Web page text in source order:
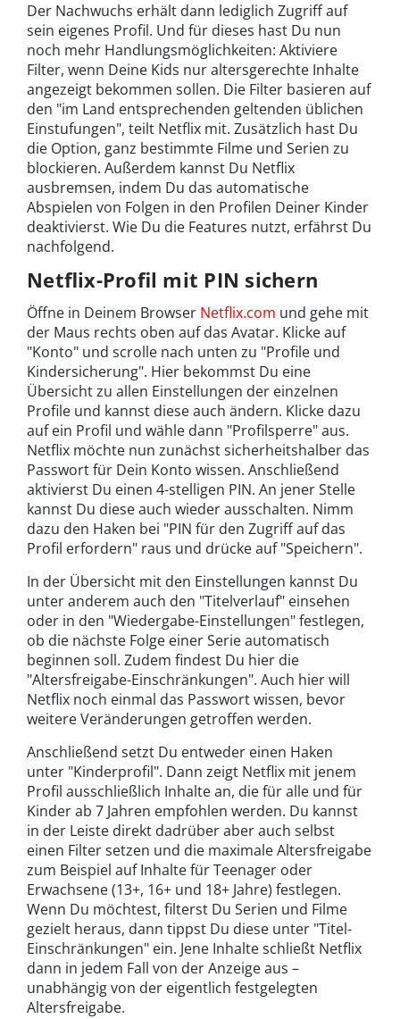
Der Nachwuchs erhält dann lediglich Zugriff auf
sein eigenes Profil. Und für dieses hast Du nun
noch mehr Handlungsmöglichkeiten: Aktiviere
Filter, wenn Deine Kids nur altersgerechte Inhalte
angezeigt bekommen sollen. Die Filter basieren auf
den "im Land entsprechenden geltenden üblichen
Einstufungen", teilt Netflix mit. Zusätzlich hast Du
die Option, ganz bestimmte Filme und Serien zu
blockieren. Außerdem kannst Du Netflix
ausbremsen, indem Du das automatische
Abspielen von Folgen in den Profilen Deiner Kinder
deaktivierst. Wie Du die Features nutzt, erfährst Du
nachfolgend.
Netflix-Profil mit PIN sichern
Öffne in Deinem Browser Netflix.com und gehe mit
der Maus rechts oben auf das Avatar. Klicke auf
"Konto" und scrolle nach unten zu "Profile und
Kindersicherung". Hier bekommst Du eine
Übersicht zu allen Einstellungen der einzelnen
Profile und kannst diese auch ändern. Klicke dazu
auf ein Profil und wähle dann "Profilsperre" aus.
Netflix möchte nun zunächst sicherheitshalber das
Passwort für Dein Konto wissen. Anschließend
aktivierst Du einen 4-stelligen PIN. An jener Stelle
kannst Du diese auch wieder ausschalten. Nimm
dazu den Haken bei "PIN für den Zugriff auf das
Profil erfordern" raus und drücke auf "Speichern".
In der Übersicht mit den Einstellungen kannst Du
unter anderem auch den "Titelverlauf" einsehen
oder in den "Wiedergabe-Einstellungen" festlegen,
ob die nächste Folge einer Serie automatisch
beginnen soll. Zudem findest Du hier die
"Altersfreigabe-Einschränkungen". Auch hier will
Netflix noch einmal das Passwort wissen, bevor
weitere Veränderungen getroffen werden.
Anschließend setzt Du entweder einen Haken
unter "Kinderprofil". Dann zeigt Netflix mit jenem
Profil ausschließlich Inhalte an, die für alle und für
Kinder ab 7 Jahren empfohlen werden. Du kannst
in der Leiste direkt dadrüber aber auch selbst
einen Filter setzen und die maximale Altersfreigabe
zum Beispiel auf Inhalte für Teenager oder
Erwachsene (13+, 16+ und 18+ Jahre) festlegen.
Wenn Du möchtest, filterst Du Serien und Filme
gezielt heraus, dann tippst Du diese unter "Titel-
Einschränkungen" ein. Jene Inhalte schließt Netflix
dann in jedem Fall von der Anzeige aus –
unabhängig von der eigentlich festgelegten
Altersfreigabe.